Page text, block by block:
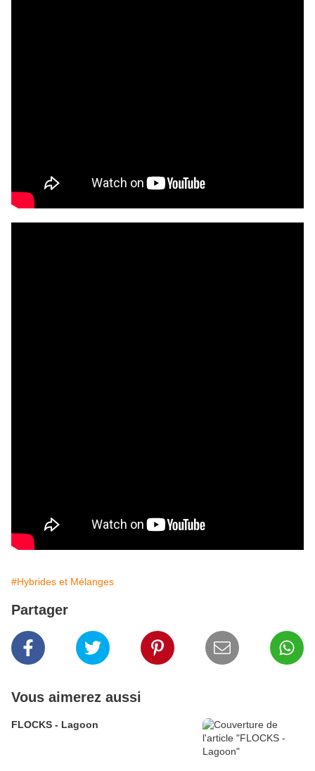
#Hybrides et Mélanges
Partager
Vous aimerez aussi
FLOCKS - Lagoon